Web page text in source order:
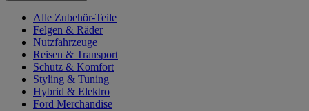
Alle Zubehör-Teile
Felgen & Räder
Nutzfahrzeuge
Reisen & Transport
Schutz & Komfort
Styling & Tuning
Hybrid & Elektro
Ford Merchandise